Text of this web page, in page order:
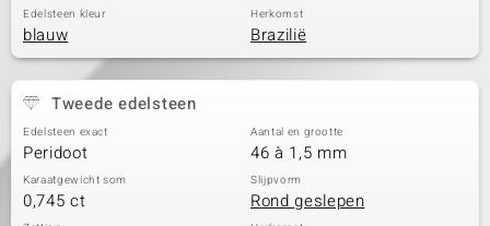
Edelsteen kleur
blauw
Herkomst
Brazilië
Tweede edelsteen
Edelsteen exact
Peridoot
Aantal en grootte
46 à 1,5 mm
Karaatgewicht som
0,745 ct
Slijpvorm
Rond geslepen